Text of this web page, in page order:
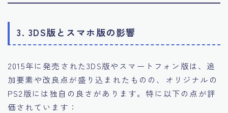
3. 3DS版とスマホ版の影響
2015年に発売された3DS版やスマートフォン版は、追
加要素や改良点が盛り込まれたものの、オリジナルの
PS2版には独自の良さがあります。特に以下の点が評
価されています：